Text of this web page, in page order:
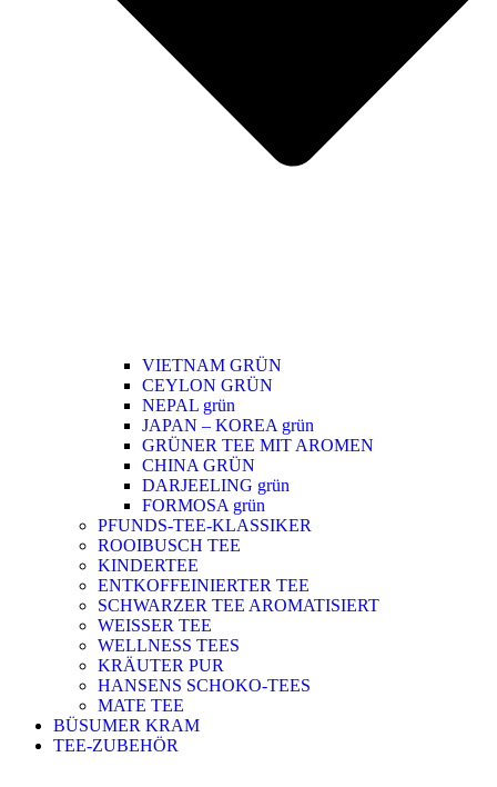
VIETNAM GRÜN
CEYLON GRÜN
NEPAL grün
JAPAN – KOREA grün
GRÜNER TEE MIT AROMEN
CHINA GRÜN
DARJEELING grün
FORMOSA grün
PFUNDS-TEE-KLASSIKER
ROOIBUSCH TEE
KINDERTEE
ENTKOFFEINIERTER TEE
SCHWARZER TEE AROMATISIERT
WEISSER TEE
WELLNESS TEES
KRÄUTER PUR
HANSENS SCHOKO-TEES
MATE TEE
BÜSUMER KRAM
TEE-ZUBEHÖR